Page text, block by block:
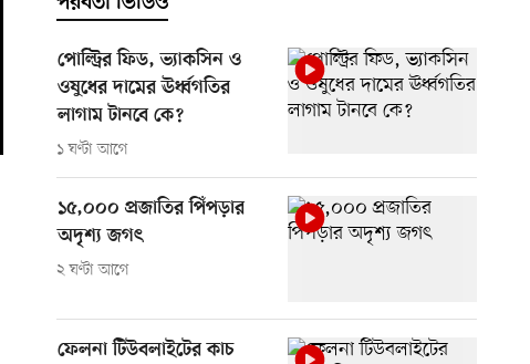
পোল্ট্রির ফিড, ভ্যাকসিন ও
ওষুধের দামের ঊর্ধ্বগতির
লাগাম টানবে কে?
১ ঘণ্টা আগে
১৫,০০০ প্রজাতির পিঁপড়ার
অদৃশ্য জগৎ
২ ঘণ্টা আগে
ফেলনা টিউবলাইটের কাচ